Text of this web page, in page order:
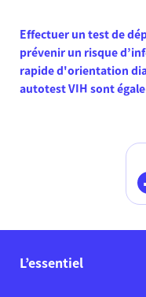
Effectuer un test de
prévenir un risque
rapide d'orientation
autotest VIH sont
L’essentiel